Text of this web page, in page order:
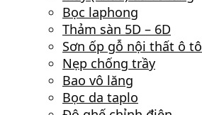
Bọc laphong
Thảm sàn 5D – 6D
Sơn ốp gỗ nội thất ô tô
Nẹp chống trầy
Bao vô lăng
Bọc da taplo